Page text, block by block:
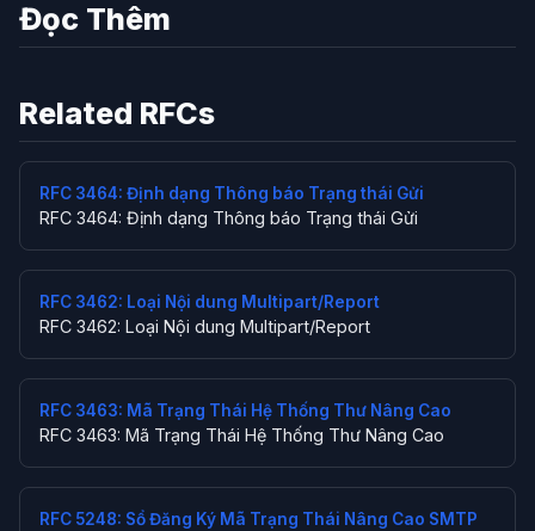
Đọc Thêm
Related RFCs
RFC 3464: Định dạng Thông báo Trạng thái Gửi
RFC 3464: Định dạng Thông báo Trạng thái Gửi
RFC 3462: Loại Nội dung Multipart/Report
RFC 3462: Loại Nội dung Multipart/Report
RFC 3463: Mã Trạng Thái Hệ Thống Thư Nâng Cao
RFC 3463: Mã Trạng Thái Hệ Thống Thư Nâng Cao
RFC 5248: Sổ Đăng Ký Mã Trạng Thái Nâng Cao SMTP